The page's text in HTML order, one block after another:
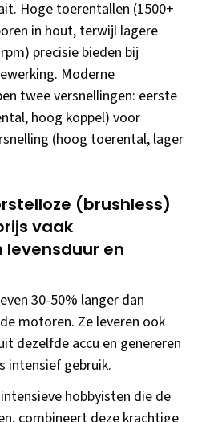
Hoge toerentallen (1500+
in hout, terwijl lagere
precisie bieden bij
Moderne
twee versnellingen: eerste
hoog koppel) voor
(hoog toerental, lager
(brushless)
vaak
en
30-50% langer dan
motoren. Ze leveren ook
dezelfde accu en genereren
intensief gebruik.
hobbyisten die de